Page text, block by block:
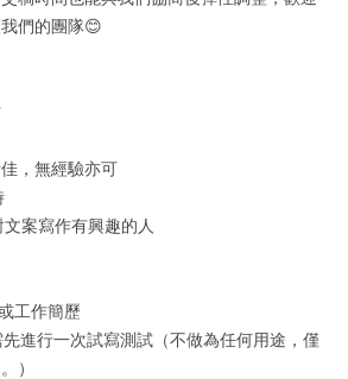
們的團隊😊
，無經驗亦可
案寫作有興趣的人
工作簡歷
進行一次試寫測試（不做為任何用途，僅
）